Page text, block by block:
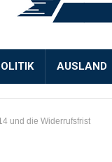
AUSLAND
und die Widerrufsfrist